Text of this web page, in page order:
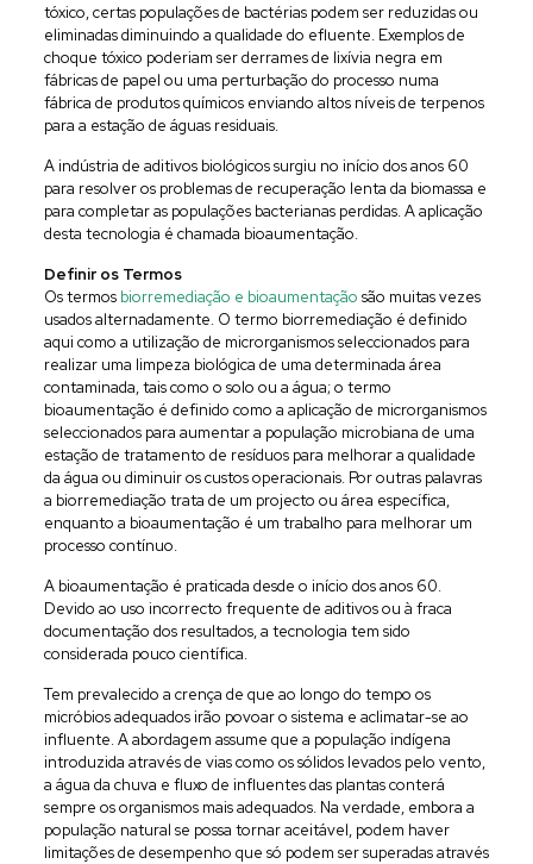
tóxico, certas populações de bactérias podem ser reduzidas ou
eliminadas diminuindo a qualidade do efluente. Exemplos de
choque tóxico poderiam ser derrames de lixívia negra em
fábricas de papel ou uma perturbação do processo numa
fábrica de produtos químicos enviando altos níveis de terpenos
para a estação de águas residuais.
A indústria de aditivos biológicos surgiu no início dos anos 60
para resolver os problemas de recuperação lenta da biomassa e
para completar as populações bacterianas perdidas. A aplicação
desta tecnologia é chamada bioaumentação.
Definir os Termos
Os termos biorremediação e bioaumentação são muitas vezes
usados alternadamente. O termo biorremediação é definido
aqui como a utilização de microrganismos seleccionados para
realizar uma limpeza biológica de uma determinada área
contaminada, tais como o solo ou a água; o termo
bioaumentação é definido como a aplicação de microrganismos
seleccionados para aumentar a população microbiana de uma
estação de tratamento de resíduos para melhorar a qualidade
da água ou diminuir os custos operacionais. Por outras palavras
a biorremediação trata de um projecto ou área específica,
enquanto a bioaumentação é um trabalho para melhorar um
processo contínuo.
A bioaumentação é praticada desde o início dos anos 60.
Devido ao uso incorrecto frequente de aditivos ou à fraca
documentação dos resultados, a tecnologia tem sido
considerada pouco científica.
Tem prevalecido a crença de que ao longo do tempo os
micróbios adequados irão povoar o sistema e aclimatar-se ao
influente. A abordagem assume que a população indígena
introduzida através de vias como os sólidos levados pelo vento,
a água da chuva e fluxo de influentes das plantas conterá
sempre os organismos mais adequados. Na verdade, embora a
população natural se possa tornar aceitável, podem haver
limitações de desempenho que só podem ser superadas através